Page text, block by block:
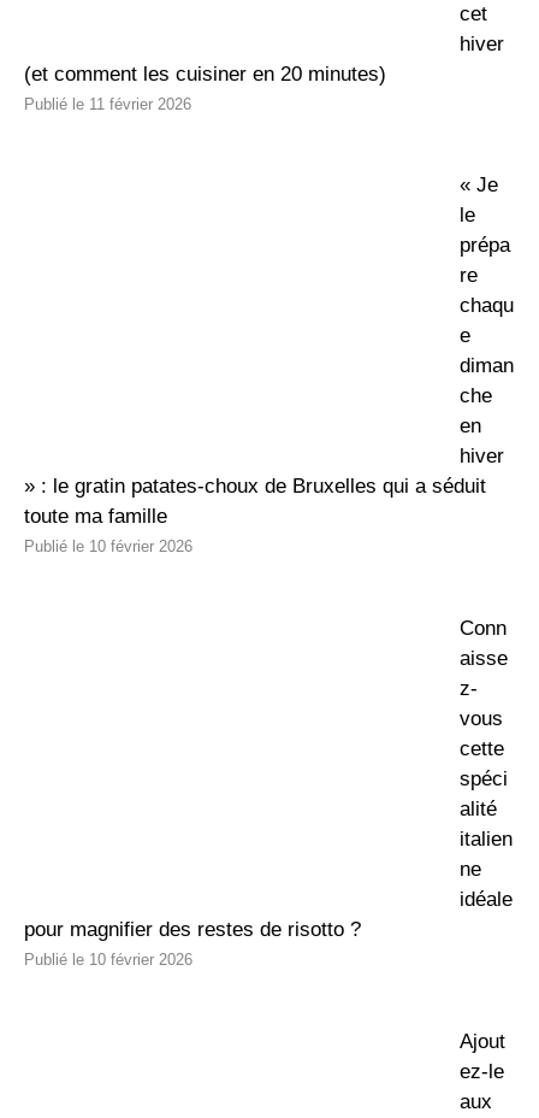
cet
hiver
(et comment les cuisiner en 20 minutes)
11 février 2026
« Je
le
prépa
re
chaqu
e
diman
che
en
hiver
» : le gratin patates-choux de Bruxelles qui a séduit
toute ma famille
10 février 2026
Conn
aisse
z-
vous
cette
spéci
alité
italien
ne
idéale
pour magnifier des restes de risotto ?
10 février 2026
Ajout
ez-le
aux